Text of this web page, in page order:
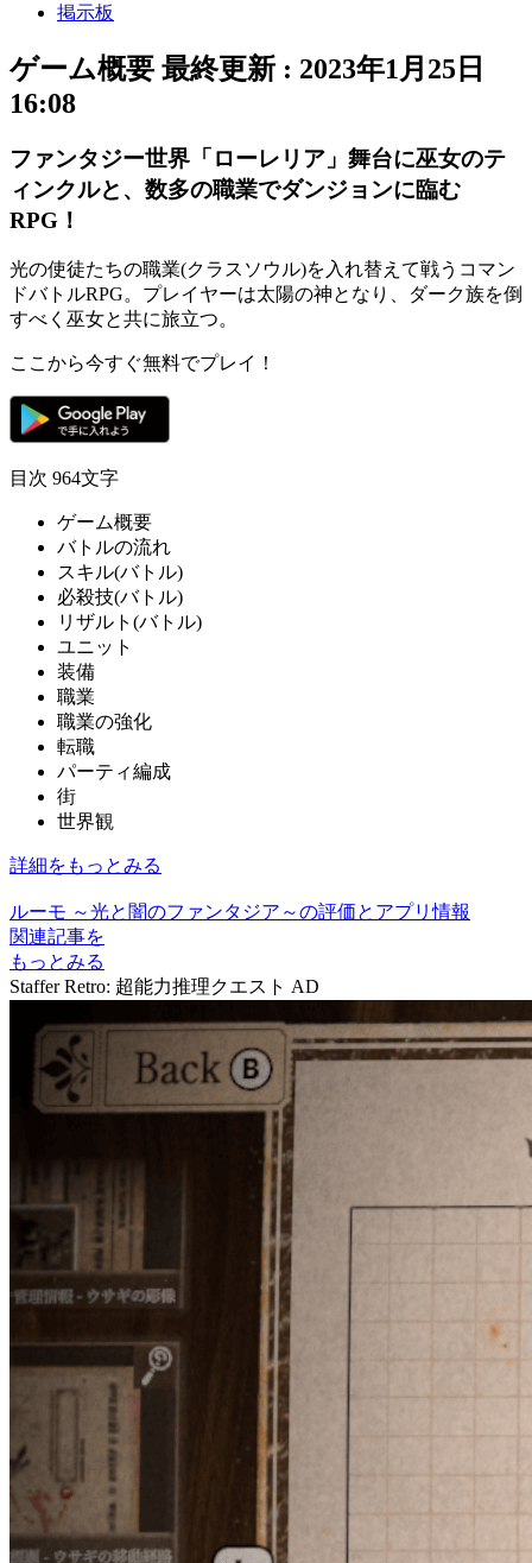
掲示板
ゲーム概要 最終更新 : 2023年1月25日
16:08
ファンタジー世界「ローレリア」舞台に巫女のテ
ィンクルと、数多の職業でダンジョンに臨む
RPG！
光の使徒たちの職業(クラスソウル)を入れ替えて戦う コマン
ドバトルRPG。プレイヤーは太陽の神となり、ダーク族を倒
すべく 巫女と共に旅立つ。
ここから今すぐ無料でプレイ！
目次 964文字
ゲーム概要
バトルの流れ
スキル(バトル)
必殺技(バトル)
リザルト(バトル)
ユニット
装備
職業
職業の強化
転職
パーティ編成
街
世界観
詳細をもっとみる
ルーモ ～光と闇のファンタジア～の評価とアプリ情報
関連記事を
もっとみる
Staffer Retro: 超能力推理クエスト AD